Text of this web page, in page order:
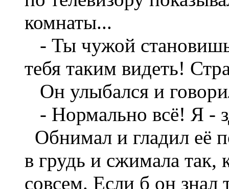
комнаты...
- Ты чужой
тебя таким видеть!
Он улыбался и
- Нормально всё! Я -
Oбнимал и гладил её
в грудь и сжимала так,
совсем. Если б он знал